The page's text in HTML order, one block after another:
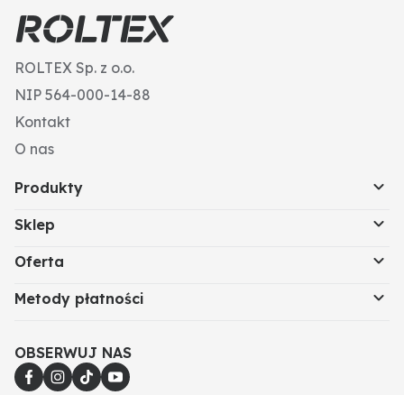
napięciem).
ROLTEX Sp. z o.o.
NIP 564-000-14-88
Kontakt
O nas
Produkty
Sklep
Oferta
Metody płatności
OBSERWUJ NAS